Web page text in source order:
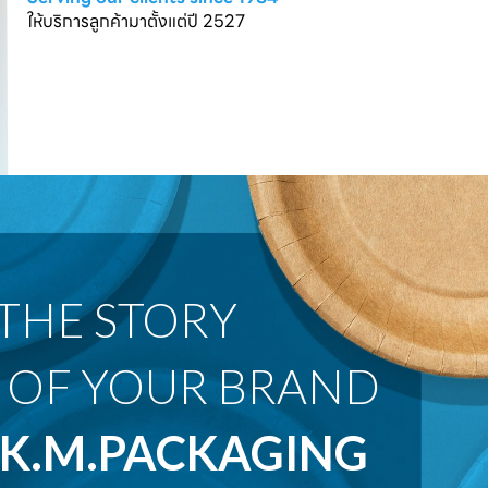
ให้บริการลูกค้ามาตั้งแต่ปี 2527
OF YOUR BRAND